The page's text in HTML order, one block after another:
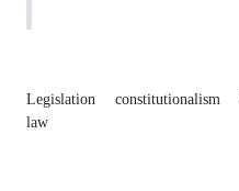
Legislation constitutionalism
law